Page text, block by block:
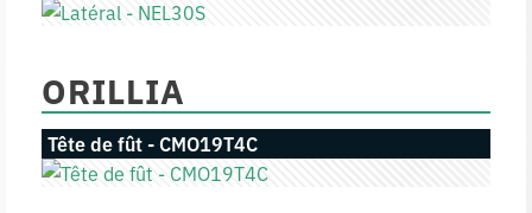
ORILLIA
Tête de fût - CMO19T4C